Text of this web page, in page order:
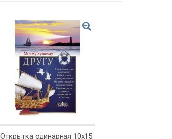
Открытка одинарная 10x15: